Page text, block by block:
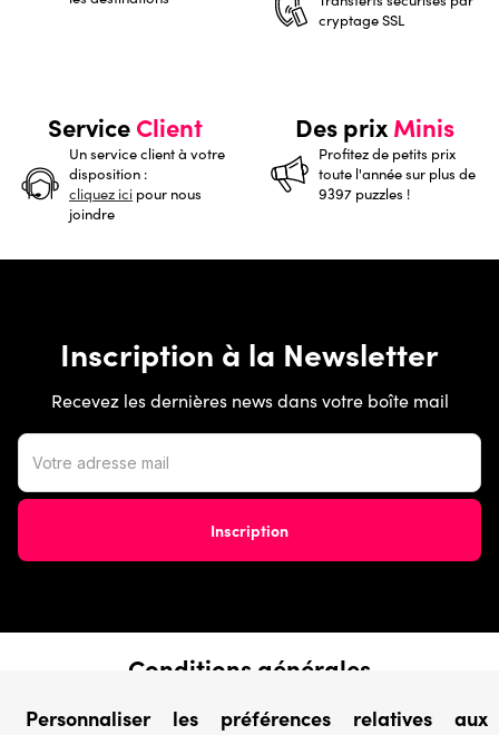
cryptage SSL
ServiceClient
Un service client à votre
disposition :
cliquez ici pour nous
joindre
Des prixMinis
Profitez de petits prix
toute l'année sur plus de
9397 puzzles !
Inscription à la Newsletter
Recevez les dernières news dans votre boîte mail
Conditions générales
› Conditions d’utilisation
Personnaliser les préférences relatives aux